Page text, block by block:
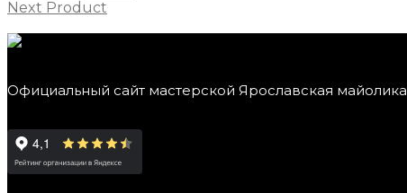
Next Product
Официальный сайт мастерской Ярославская майолика